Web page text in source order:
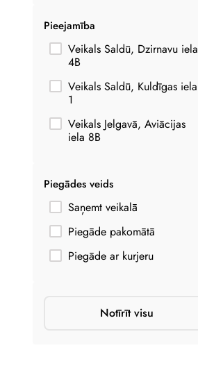
Pieejamība
Veikals Saldū, Dzirnavu iela
4B
Veikals Saldū, Kuldīgas iela
1
Veikals Jelgavā, Aviācijas
iela 8B
Piegādes veids
Saņemt veikalā
Piegāde pakomātā
Piegāde ar kurjeru
Notīrīt visu